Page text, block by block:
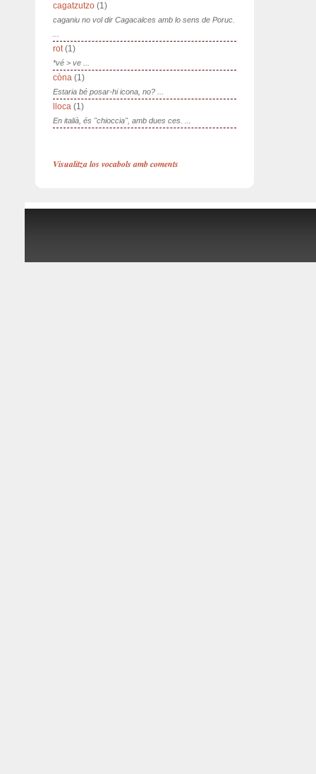
cagatzutzo (1)
caganiu no vol dir Cagacalces amb lo sens de Poruc.
rot(1)
*vé > ve ...
còna (1)
Estaria bé posar-hi icona, no? ...
lloca (1)
En italià, és "chioccia", amb dues ces. ...
Visualitza los vocabols amb coments